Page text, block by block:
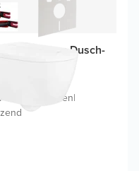
mit ViClean Dusch-
Spülkasten|